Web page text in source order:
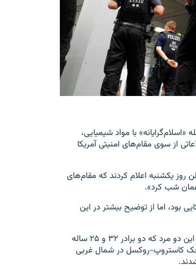
با مواد شیمیایی،
از سوی مقام‌های امنیتی آمریکا
روز یکشنبه اعلام کردند که مقام‌های
همان شب کرد».
بود، اما از توضیح بیشتر در این
بر اساس گزارش‌ها، این دو مرد که دو برادر ۳۲ و ۲۵ ساله
کاستروپ-روکسل در شمال غربی